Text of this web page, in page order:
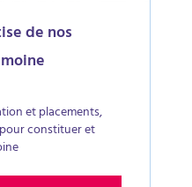
de nos
et placements,
constituer et